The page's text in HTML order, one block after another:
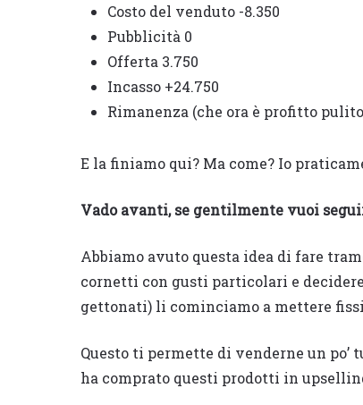
Costo del venduto -8.350
Pubblicità 0
Offerta 3.750
Incasso +24.750
Rimanenza (che ora è profitto
E la finiamo qui? Ma come? Io
Vado avanti, se gentilmente vuoi
Abbiamo avuto questa idea di fare
cornetti con gusti particolari e
gettonati) li cominciamo a mettere
Questo ti permette di venderne un
ha comprato questi prodotti in